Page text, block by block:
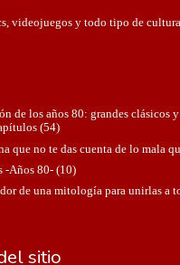
videojuegos y todo tipo de
de los años 80: grandes clásicos y
(54)
que no te das cuenta de lo mala
-Años 80-(10)
de una mitología para unirlas a
sitio